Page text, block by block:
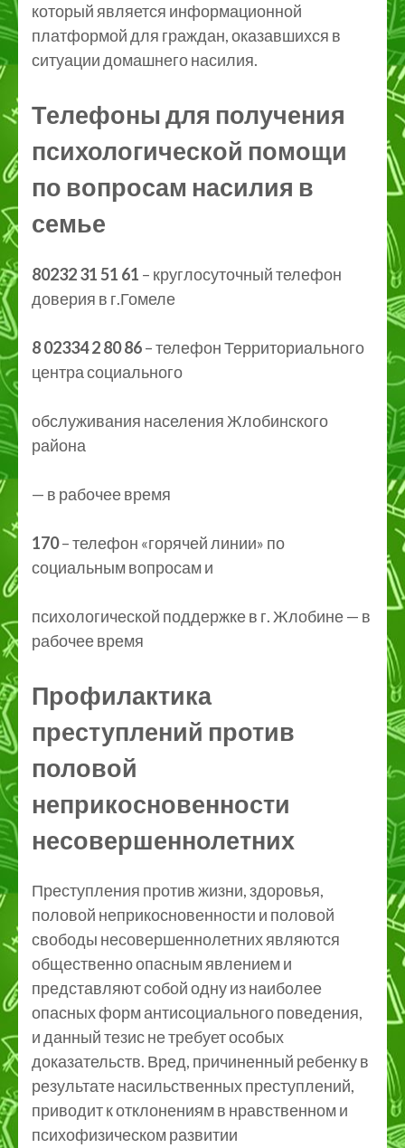
который является информационной
платформой для граждан, оказавшихся в
ситуации домашнего насилия.
Телефоны для получения
психологической помощи
по вопросам насилия в
семье
80232 31 51 61 – круглосуточный телефон
доверия в г.Гомеле
8 02334 2 80 86– телефон Территориального
центра социального
обслуживания населения Жлобинского
района
— в рабочее время
170– телефон «горячей линии» по
социальным вопросам и
психологической поддержке в г. Жлобине — в
рабочее время
Профилактика
преступлений против
половой
неприкосновенности
несовершеннолетних
Преступления против жизни, здоровья,
половой неприкосновенности и половой
свободы несовершеннолетних являются
общественно опасным явлением и
представляют собой одну из наиболее
опасных форм антисоциального поведения,
и данный тезис не требует особых
доказательств. Вред, причиненный ребенку в
результате насильственных преступлений,
приводит к отклонениям в нравственном и
психофизическом развитии